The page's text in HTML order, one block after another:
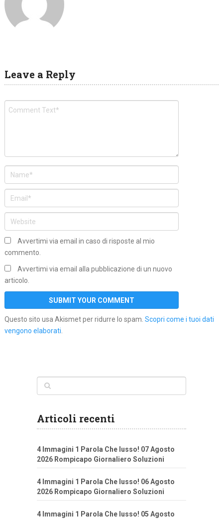
Leave a Reply
Avvertimi via email in caso di risposte al mio
commento.
Avvertimi via email alla pubblicazione di un nuovo
articolo.
Questo sito usa Akismet per ridurre lo spam. Scopri come i tuoi dati
vengono elaborati
Articoli recenti
4 Immagini 1 Parola Che lusso! 07 Agosto
2026 Rompicapo Giornaliero Soluzioni
4 Immagini 1 Parola Che lusso! 06 Agosto
2026 Rompicapo Giornaliero Soluzioni
4 Immagini 1 Parola Che lusso! 05 Agosto